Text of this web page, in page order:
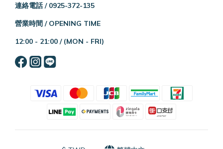
連絡電話 / 0925-372-135
營業時間 / OPENING TIME
12:00 - 21:00 / (MON - FRI)